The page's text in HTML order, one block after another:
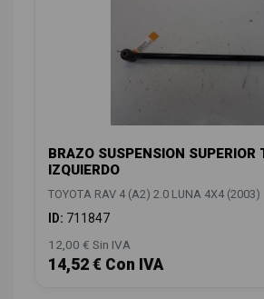
BRAZO SUSPENSION SUPERIOR
IZQUIERDO
TOYOTA RAV 4 (A2) 2.0 LUNA 4X4 (2003)
ID: 711847
12,00 € Sin IVA
14,52 € Con IVA